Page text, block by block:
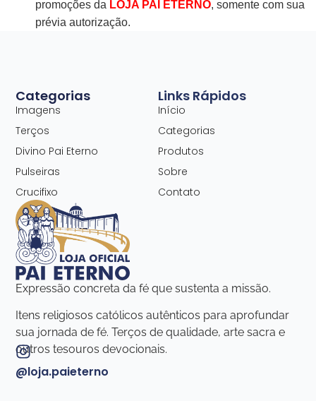
promoções da LOJA PAI ETERNO, somente com sua
prévia autorização.
Expressão concreta da fé que sustenta a missão.
Itens religiosos católicos autênticos para aprofundar
sua jornada de fé. Terços de qualidade, arte sacra e
outros tesouros devocionais.
@loja.paieterno
Links Rápidos
Início
Categorias
Produtos
Sobre
Contato
Categorias
Imagens
Terços
Divino Pai Eterno
Pulseiras
Crucifixo